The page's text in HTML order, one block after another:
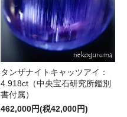
タンザナイトキャッツアイ：
4.918ct（中央宝石研究所鑑別
書付属）
462,000円(税42,000円)